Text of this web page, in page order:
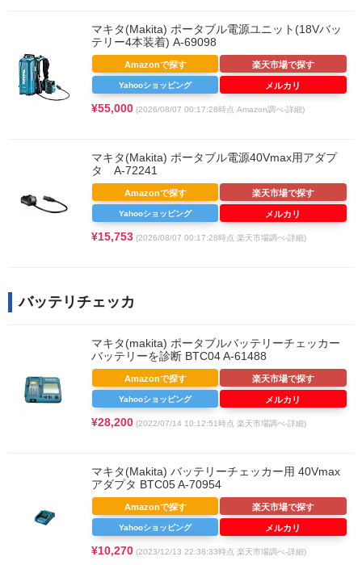
マキタ(Makita) ポータブル電源ユニット(18Vバッ
テリー4本装着) A-69098
¥55,000 (2026/08/07 00:17:28時点 Amazon調べ-詳細)
Amazonで探す 楽天市場で探す
Yahooショッピング メルカリ
マキタ(Makita) ポータブル電源40Vmax用アダプ
タ A-72241
¥15,753 (2026/08/07 00:17:28時点 楽天市場調べ-詳細)
Amazonで探す 楽天市場で探す
Yahooショッピング メルカリ
バッテリチェッカ
マキタ(makita) ポータブルバッテリーチェッカー
バッテリーを診断 BTC04 A-61488
¥28,200 (2022/07/14 10:12:51時点 楽天市場調べ-詳細)
Amazonで探す 楽天市場で探す
Yahooショッピング メルカリ
マキタ(Makita) バッテリーチェッカー用 40Vmax
アダプタ BTC05 A-70954
¥10,270 (2023/12/13 22:38:33時点 楽天市場調べ-詳細)
Amazonで探す 楽天市場で探す
Yahooショッピング メルカリ